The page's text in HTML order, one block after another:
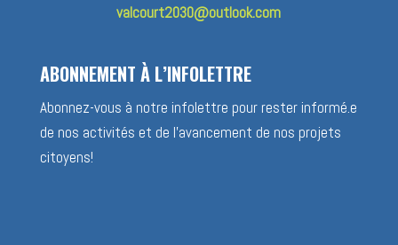
valcourt2030@outlook.com
ABONNEMENT À L’INFOLETTRE
Abonnez-vous à notre infolettre pour rester informé.e
de nos activités et de l’avancement de nos projets
citoyens!